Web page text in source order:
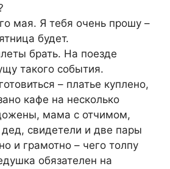
мая. Я тебя очень прошу –
будет.
брать. На поезде
такого события.
– платье куплено,
кафе на несколько
мама с отчимом,
дед, свидетели и две пары
и грамотно – чего толпу
обязателен на